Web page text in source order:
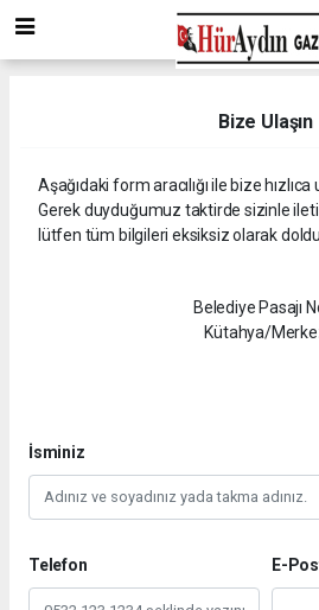
Bize Ulaşın
Aşağıdaki form aracılığı ile bize hızlıca
Gerek duyduğumuz taktirde sizinle
lütfen tüm bilgileri eksiksiz olarak
Belediye Pasajı
Kütahya/
İsminiz
Telefon E-